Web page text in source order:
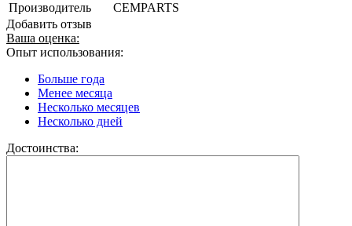
Производитель
CEMPARTS
Добавить отзыв
Ваша оценка:
Опыт использования:
Больше года
Менее месяца
Несколько месяцев
Несколько дней
Достоинства: